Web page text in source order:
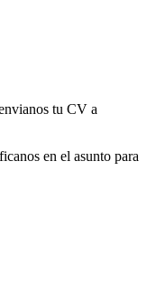
tu CV a
en el asunto para